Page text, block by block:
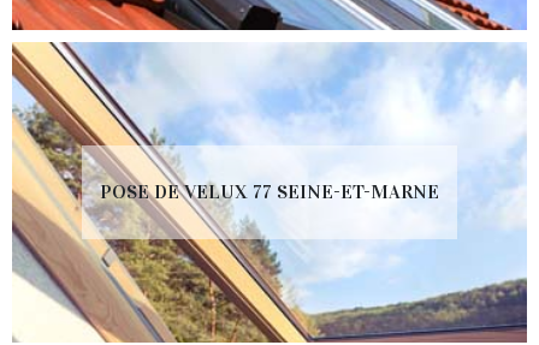
POSE DE VELUX 77 SEINE-ET-MARNE